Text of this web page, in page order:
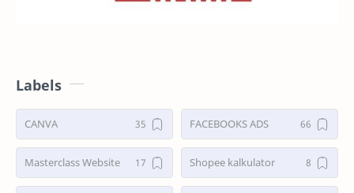
Labels
CANVA FACEBOOKS ADS
Masterclass Website Shopee kalkulator